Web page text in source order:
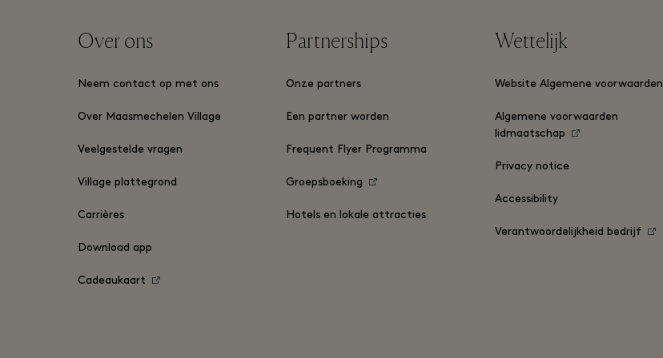
Over ons
Neem contact op met ons
Over Maasmechelen Village
Veelgestelde vragen
Village plattegrond
Carrières
Download app
Cadeaukaart
Partnerships
Onze partners
Een partner worden
Frequent Flyer Programma
Groepsboeking
Hotels en lokale attracties
Wettelijk
Website Algemene voorwaarden
Algemene voorwaarden
lidmaatschap
Privacy notice
Accessibility
Verantwoordelijkheid bedrijf